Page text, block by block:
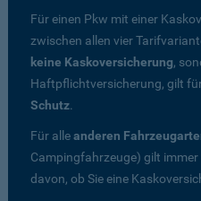
Für einen Pkw mit einer
zwischen allen vier
keine Kaskoversicherung,
Haftpflichtversicherung, gilt
Schutz.
Für alleanderen
Campingfahrzeuge) gilt immer
davon, ob Sie eine